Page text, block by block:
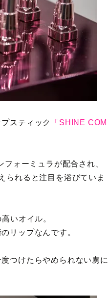
スティック
「SHINE COM
ォーミュラが配合され、
られると注目を浴びていま
いオイル。
リップなんです。
つけたらやめられない虜に